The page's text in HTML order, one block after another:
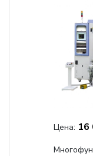
Цена: 16